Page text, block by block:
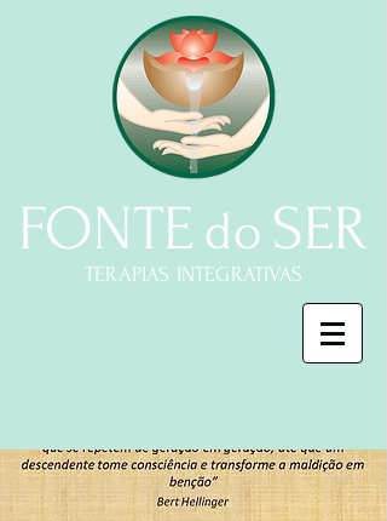
FONTE do SER
TERAPIAS INTEGRATIVAS